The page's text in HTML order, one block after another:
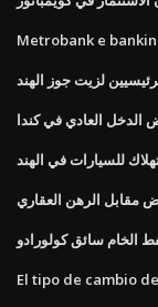
Metrobank e
لزيت جوز الهند
العادي في كندا
للسيارات في الهند
مقابل الرهن العقاري
الخام سائق كولورادو
El tipo de cambio